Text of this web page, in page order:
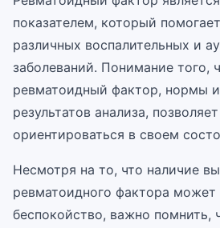
показателем, который
различных воспалительных и
заболеваний. Понимание того,
ревматоидный фактор, нормы
результатов анализа,
ориентироваться в своем
Несмотря на то, что наличие
ревматоидного фактора может
беспокойство, важно помнить,